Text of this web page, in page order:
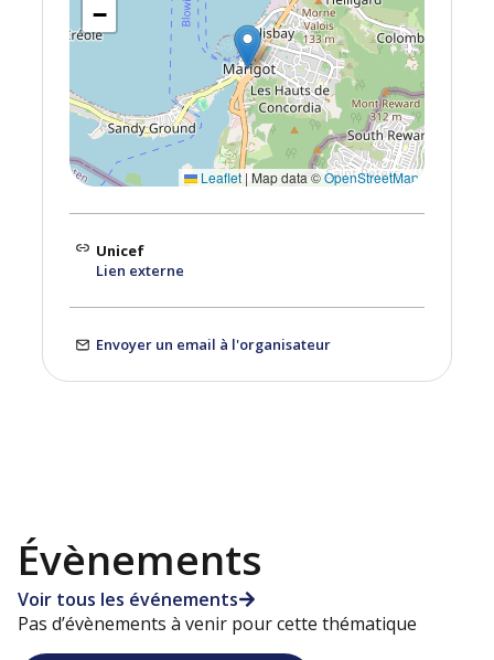
−
Leaflet | Map data ©OpenStreetMap
Unicef
Lien externe
Envoyer un email à l'organisateur
Évènements
Voir tous les événements
Pas d’évènements à venir pour cette thématique